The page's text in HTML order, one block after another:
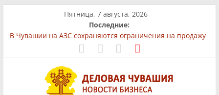
content
Пятница, 7 августа, 2026
Последние:
В Чувашии на АЗС сохраняются ограничения на продажу
Бизнес-парк «КУБ»: всё для роста в одной локации
Фермер из Чувашии увеличит производство